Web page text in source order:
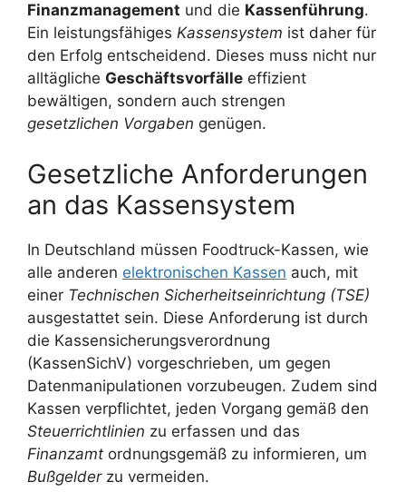
Finanzmanagement und die Kassenführung.
Ein leistungsfähiges Kassensystem ist daher für
den Erfolg entscheidend. Dieses muss nicht nur
alltägliche Geschäftsvorfälle effizient
bewältigen, sondern auch strengen
gesetzlichen Vorgaben genügen.
Gesetzliche Anforderungen
an das Kassensystem
In Deutschland müssen Foodtruck-Kassen, wie
alle anderen elektronischen Kassen auch, mit
einer Technischen Sicherheitseinrichtung (TSE)
ausgestattet sein. Diese Anforderung ist durch
die Kassensicherungsverordnung
(KassenSichV) vorgeschrieben, um gegen
Datenmanipulationen vorzubeugen. Zudem sind
Kassen verpflichtet, jeden Vorgang gemäß den
Steuerrichtlinien zu erfassen und das
Finanzamt ordnungsgemäß zu informieren, um
Bußgelderzu vermeiden.